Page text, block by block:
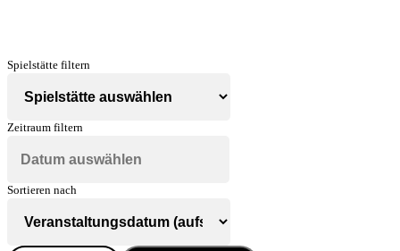
Spielstätte filtern
Zeitraum filtern
Sortieren nach